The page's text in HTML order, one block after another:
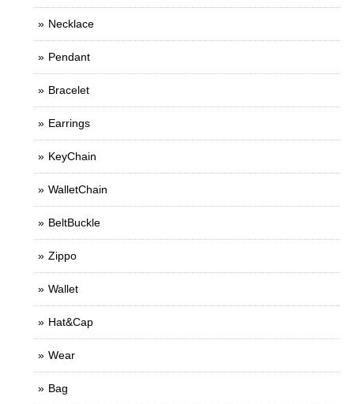
Necklace
Pendant
Bracelet
Earrings
KeyChain
WalletChain
BeltBuckle
Zippo
Wallet
Hat&Cap
Wear
Bag